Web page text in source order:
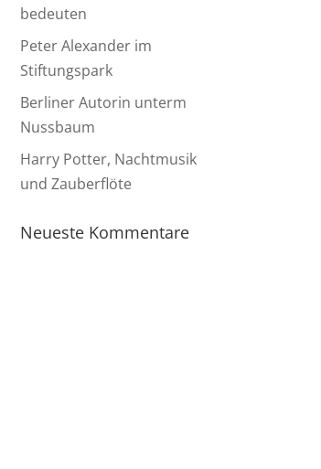
bedeuten
Peter Alexander im
Stiftungspark
Berliner Autorin unterm
Nussbaum
Harry Potter, Nachtmusik
und Zauberflöte
Neueste Kommentare